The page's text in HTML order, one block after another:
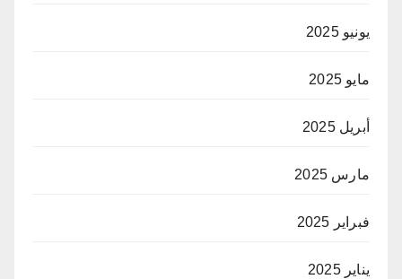
يونيو 2025
مايو 2025
أبريل 2025
مارس 2025
فبراير 2025
يناير 2025